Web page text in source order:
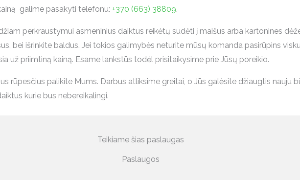
galime pasakyti telefonu: +370 (663) 38809.
perkraustymui asmeninius daiktus reikėtų sudėti į maišus arba kartonines
bei išrinkite baldus. Jei tokios galimybės neturite mūsų komanda pasirūpins
už priimtiną kainą. Esame lankstūs todėl prisitaikysime prie Jūsų poreikio.
rūpesčius palikite Mums. Darbus atliksime greitai, o Jūs galėsite džiaugtis nauju
kurie bus nebereikalingi.
Teikiame šias paslaugas
Paslaugos